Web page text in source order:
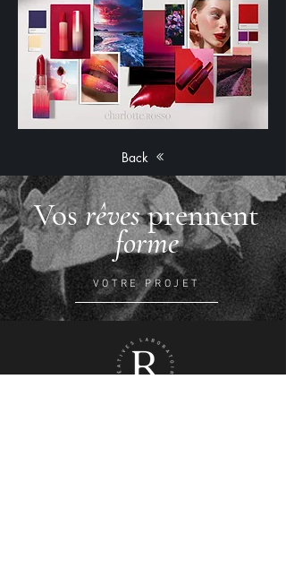
Back
Vosrêvesprennent
forme
VOTRE PROJET